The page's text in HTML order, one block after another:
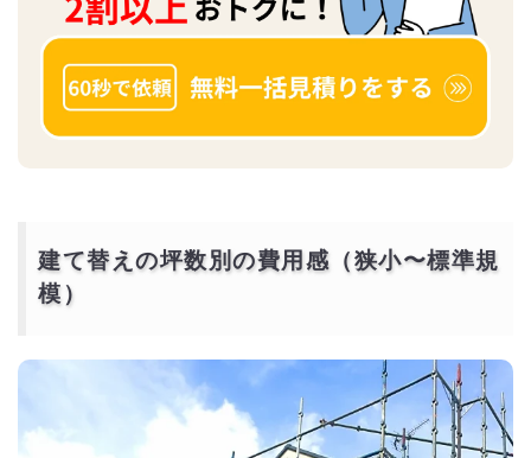
建て替えの坪数別の費用感（狭小〜標準規
模）